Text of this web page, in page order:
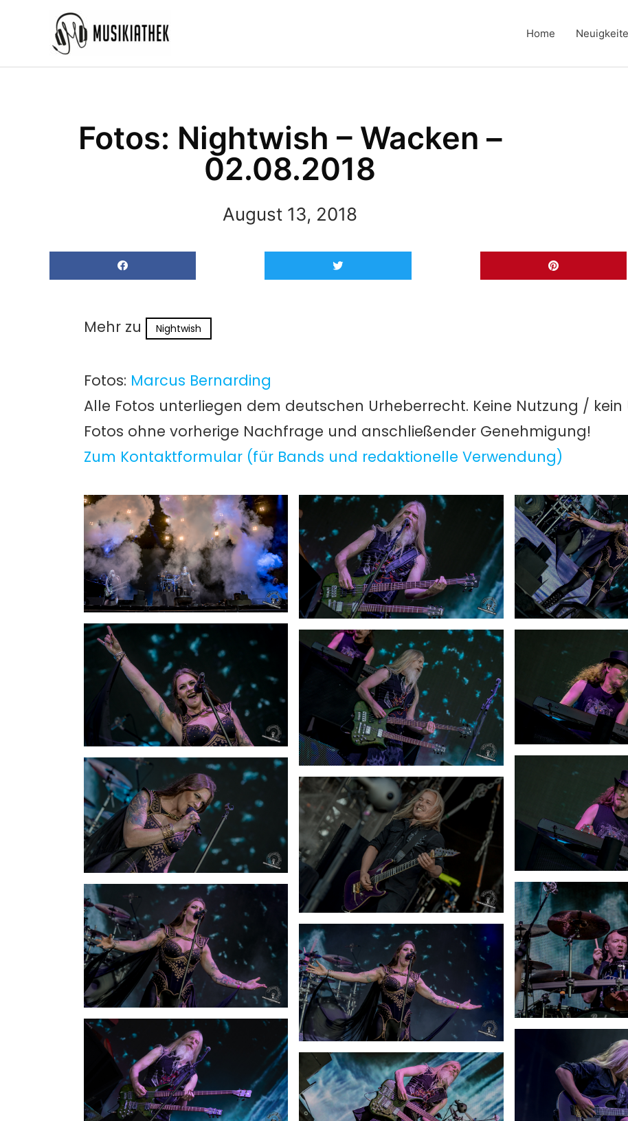
Home
Fotos: Nightwish – Wacken –
02.08.2018
August 13, 2018
Mehr zu Nightwish
Fotos: Marcus Bernarding
Alle Fotos unterliegen dem deutschen Urheberrecht. Keine Nutzung /
Fotos ohne vorherige Nachfrage und anschließender Genehmigung!
Zum Kontaktformular (für Bands und redaktionelle Verwendung)